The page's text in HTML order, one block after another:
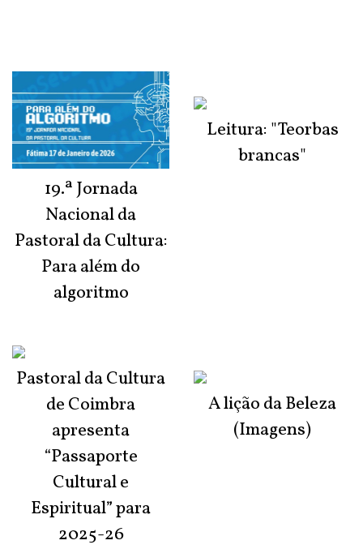
19.ª Jornada
Nacional da
Pastoral da Cultura:
Para além do
algoritmo
Pastoral da Cultura
de Coimbra
apresenta
“Passaporte
Cultural e
Espiritual” para
2025-26
Leitura: "Teorbas
brancas"
A lição da Beleza
(Imagens)